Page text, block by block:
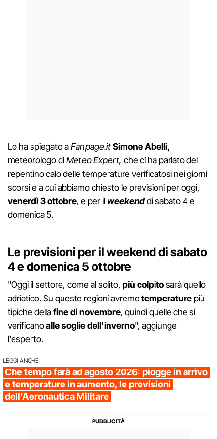
Lo ha spiegato aFanpage.itSimone Abelli,
meteorologo diMeteo Expert, che ci ha parlato del
repentino calo delle temperature verificatosi nei giorni
scorsi e a cui abbiamo chiesto le previsioni per oggi,
venerdì 3 ottobre, e per il weekenddi sabato 4 e
domenica 5.
Le previsioni per il weekend di sabato
4 e domenica 5 ottobre
"Oggi il settore, come al solito, più colpitosarà quello
adriatico. Su queste regioni avremotemperature più
tipiche dellafine di novembre, quindi quelle che si
verificanoalle soglie dell'inverno", aggiunge
l'esperto.
LEGGI ANCHE
Che tempo farà ad agosto 2026: piogge in arrivo
e temperature in aumento, le previsioni
dell'Aeronautica Militare